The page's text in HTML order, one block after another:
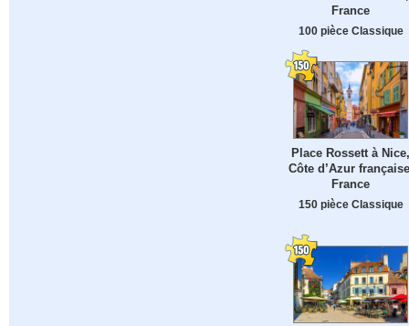
France
100 pièce Classique
Place Rossett à Nice,
Côte d’Azur
France
150 pièce Classique